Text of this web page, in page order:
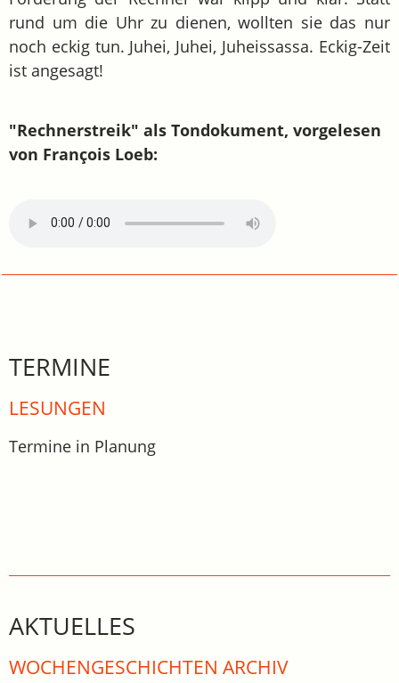
rund um die Uhr zu dienen, wollten sie das nur
noch eckig tun. Juhei, Juhei, Juheissassa. Eckig-Zeit
ist angesagt!
"Rechnerstreik" als Tondokument, vorgelesen
von François Loeb:
TERMINE
LESUNGEN
Termine in Planung
AKTUELLES
WOCHEN­GE­SCHICHTEN ARCHIV